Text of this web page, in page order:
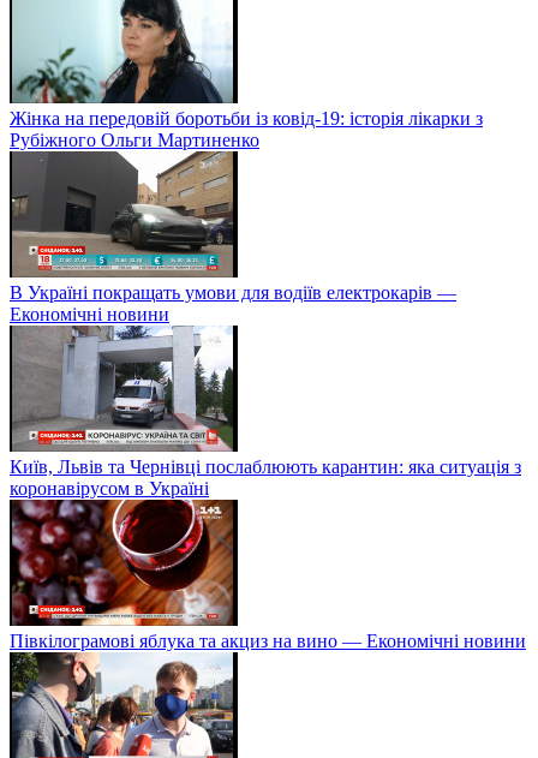
Жінка на передовій боротьби із ковід-19: історія лікарки з
Рубіжного Ольги Мартиненко
В Україні покращать умови для водіїв електрокарів —
Економічні новини
Київ, Львів та Чернівці послаблюють карантин: яка ситуація з
коронавірусом в Україні
Півкілограмові яблука та акциз на вино — Економічні новини